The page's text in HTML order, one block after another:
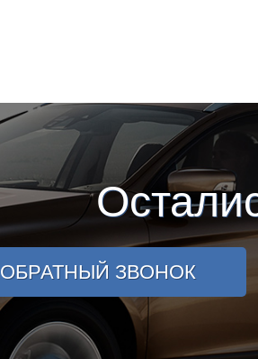
ОБРАТНЫЙ ЗВОНОК